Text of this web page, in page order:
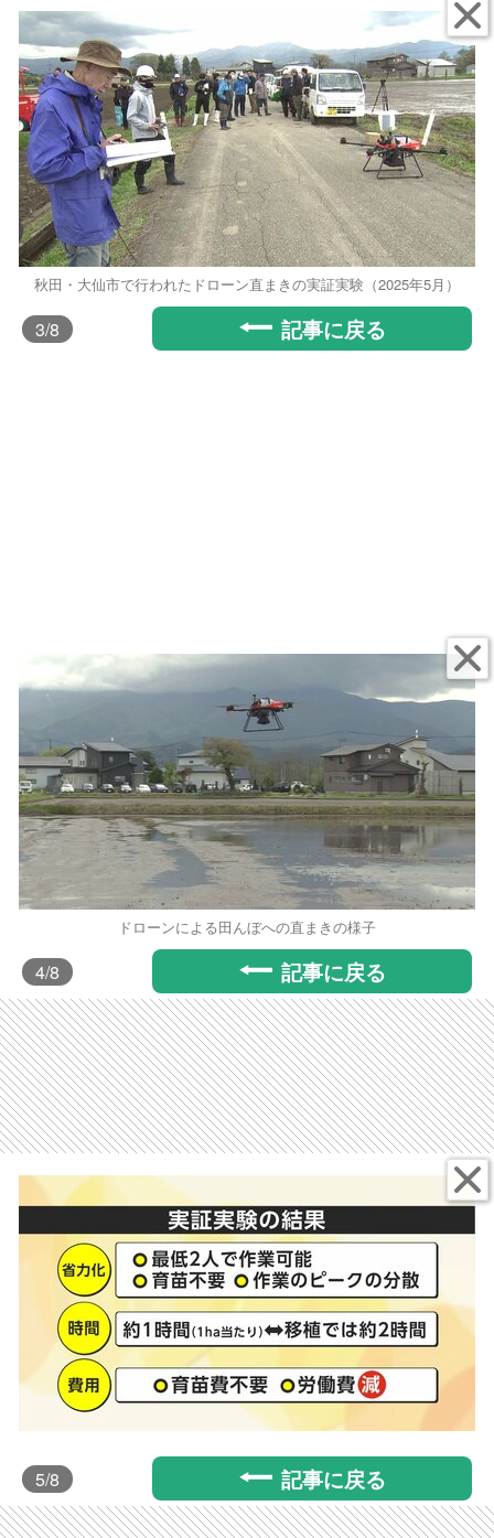
秋田・大仙市で行われたドローン直まきの実証実験（2025年5月）
3/8 記事に戻る
ドローンによる田んぼへの直まきの様子
4/8 記事に戻る
5/8 記事に戻る